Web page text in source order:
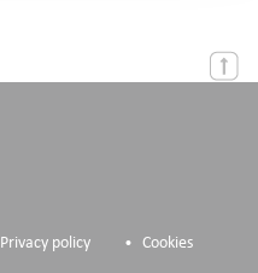
Privacy policy Cookies